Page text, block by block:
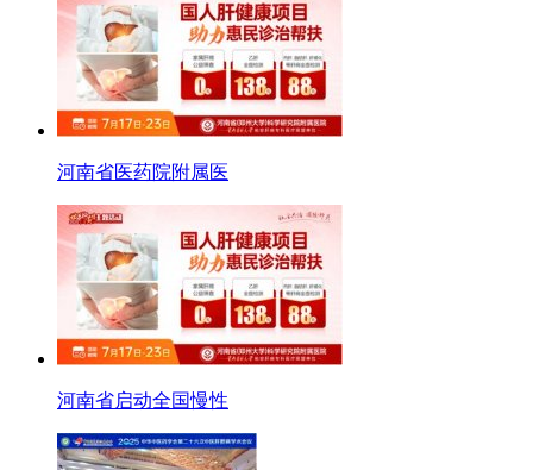
河南省医药院附属医
河南省启动全国慢性